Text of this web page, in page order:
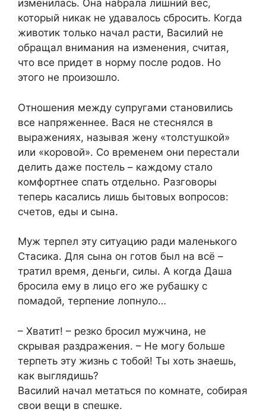
изменилась. Она набрала лишний вес,
который никак не удавалось сбросить. Когда
животик только начал расти, Василий не
обращал внимания на изменения, считая,
что все придет в норму после родов. Но
этого не произошло.
Отношения между супругами становились
все напряженнее. Вася не стеснялся в
выражениях, называя жену «толстушкой»
или «коровой». Со временем они перестали
делить даже постель – каждому стало
комфортнее спать отдельно. Разговоры
теперь касались лишь бытовых вопросов:
счетов, еды и сына.
Муж терпел эту ситуацию ради маленького
Стасика. Для сына он готов был на всё –
тратил время, деньги, силы. А когда Даша
бросила ему в лицо его же рубашку с
помадой, терпение лопнуло…
– Хватит! – резко бросил мужчина, не
скрывая раздражения. – Не могу больше
терпеть эту жизнь с тобой! Ты хоть знаешь,
как выглядишь?
Василий начал метаться по комнате, собирая
свои вещи в спешке.